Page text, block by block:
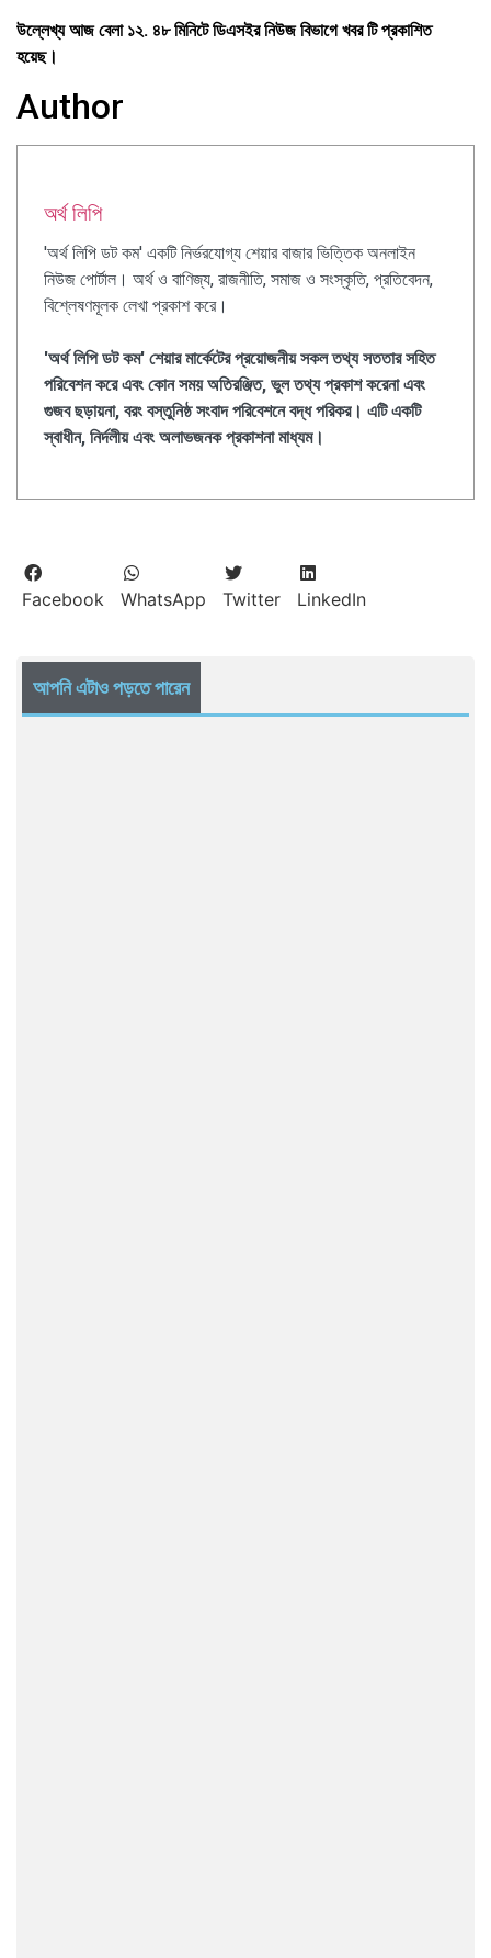
উল্লেখ্য আজ বেলা ১২. ৪৮ মিনিটে ডিএসইর নিউজ বিভাগে খবর টি প্রকাশিত
হয়েছ।
Author
অর্থ লিপি
'অর্থ লিপি ডট কম' একটি নির্ভরযোগ্য শেয়ার বাজার ভিত্তিক অনলাইন
নিউজ পোর্টাল। অর্থ ও বাণিজ্য, রাজনীতি, সমাজ ও সংস্কৃতি, প্রতিবেদন,
বিশ্লেষণমূলক লেখা প্রকাশ করে।
'অর্থ লিপি ডট কম' শেয়ার মার্কেটের প্রয়োজনীয় সকল তথ্য সততার সহিত
পরিবেশন করে এবং কোন সময় অতিরঞ্জিত, ভুল তথ্য প্রকাশ করেনা এবং
গুজব ছড়ায়না, বরং বস্তুনিষ্ঠ সংবাদ পরিবেশনে বদ্ধ পরিকর। এটি একটি
স্বাধীন, নির্দলীয় এবং অলাভজনক প্রকাশনা মাধ্যম।
Facebook WhatsApp Twitter LinkedIn
আপনি এটাও পড়তে পারেন